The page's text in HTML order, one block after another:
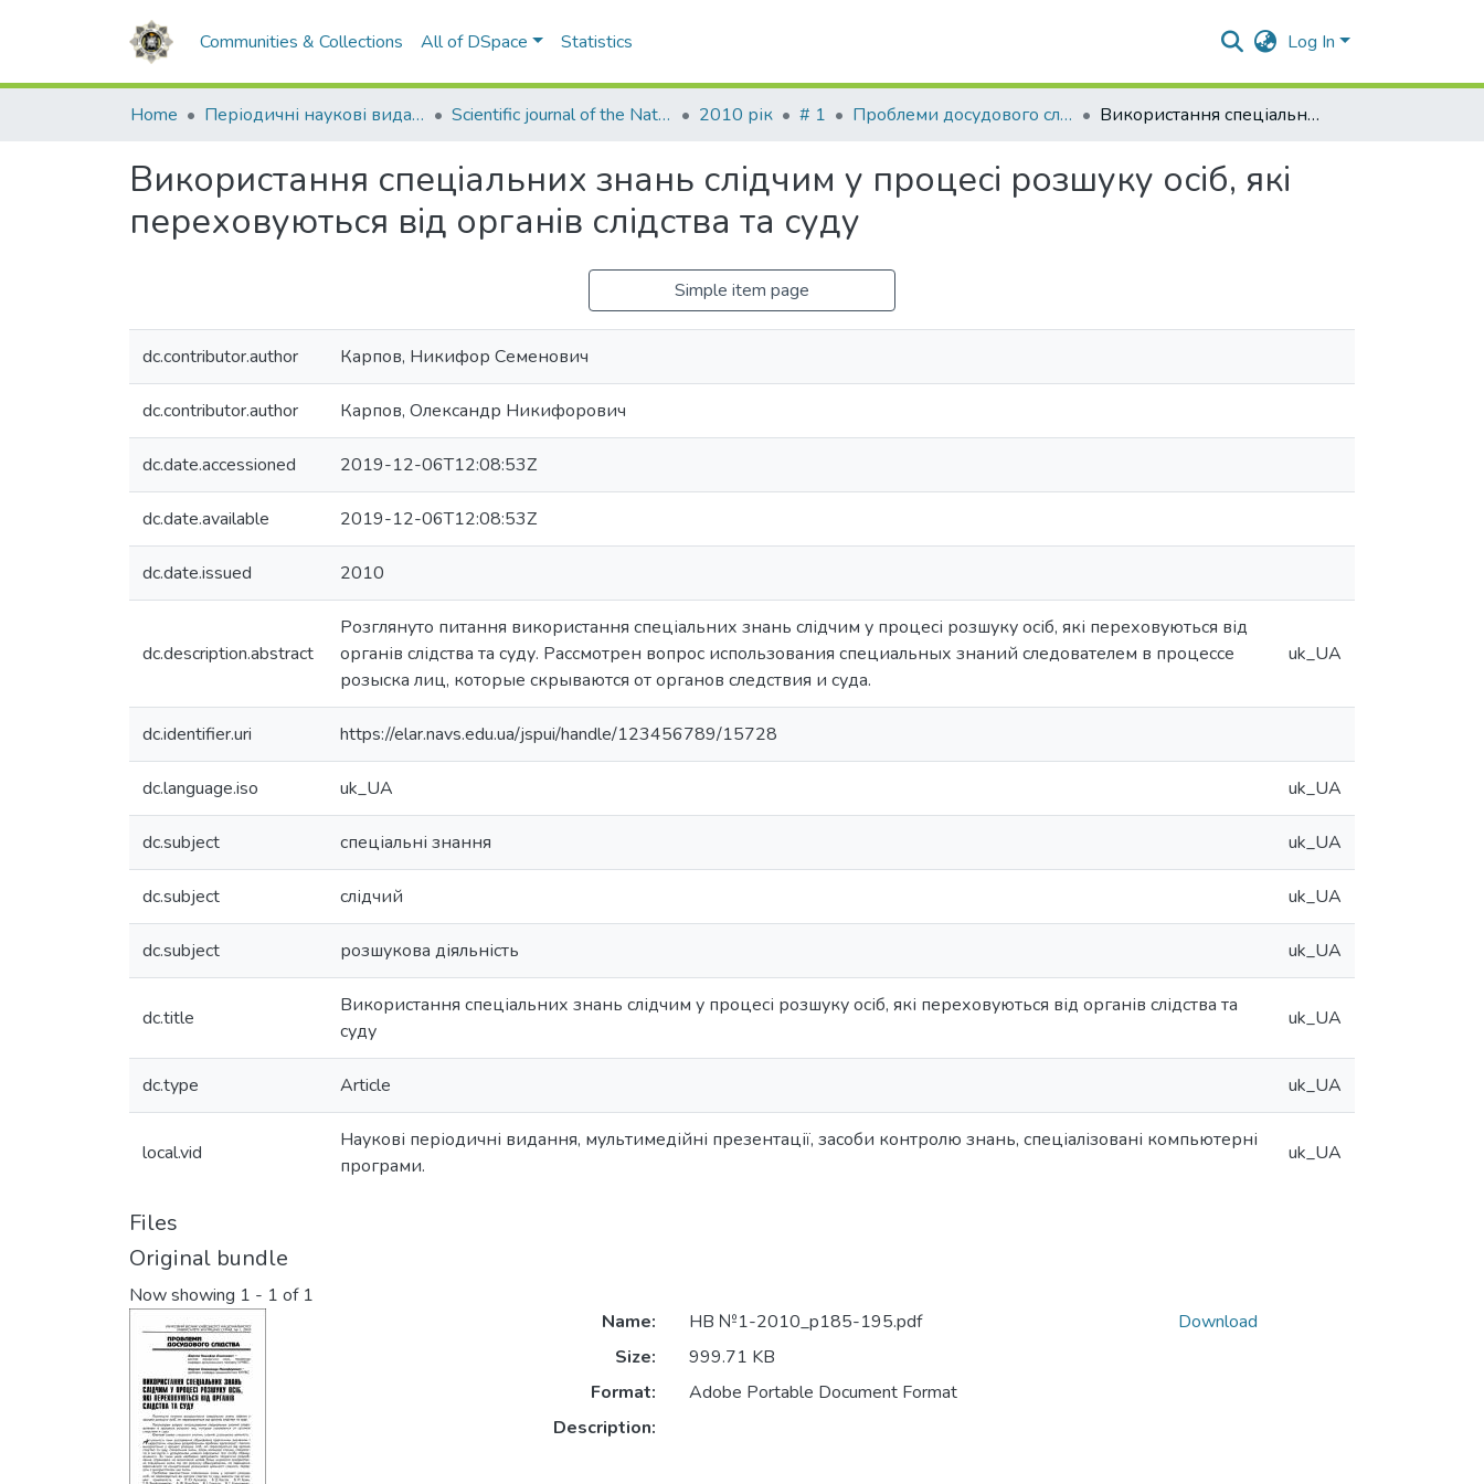
Communities & Collections All of DSpace Statistics Log In
Home Періодичні наукові видання НАВС Scientific journal of the National Academy of Internal Affairs 2010 рік # 1 Проблеми досудового слідства Використання спеціальних знань слідчим у процесі розшуку осіб, які переховуються від органів слідства та суду
Використання спеціальних знань слідчим у процесі розшуку осіб, які
переховуються від органів слідства та суду
Simple item page
dc.contributor.author Карпов, Никифор Семенович
dc.contributor.author Карпов, Олександр Никифорович
dc.date.accessioned 2019-12-06T12:08:53Z
dc.date.available 2019-12-06T12:08:53Z
dc.date.issued 2010
dc.description.abstract
Розглянуто питання використання спеціальних знань слідчим у процесі розшуку осіб, які переховуються від
органів слідства та суду. Рассмотрен вопрос использования специальных знаний следователем в процессе
розыска лиц, которые скрываются от органов следствия и суда.
uk_UA
dc.identifier.uri https://elar.navs.edu.ua/jspui/handle/123456789/15728
dc.language.iso uk_UA uk_UA
dc.subject спеціальні знання uk_UA
dc.subject слідчий uk_UA
dc.subject розшукова діяльність uk_UA
dc.title
Використання спеціальних знань слідчим у процесі розшуку осіб, які переховуються від органів слідства та
суду
uk_UA
dc.type Article uk_UA
local.vid
Наукові періодичні видання, мультимедійні презентації, засоби контролю знань, спеціалізовані компьютерні
програми.
uk_UA
Files
Original bundle
Now showing 1 - 1 of 1
Name:
НВ №1-2010_p185-195.pdf
Size:
999.71 KB
Format:
Adobe Portable Document Format
Description:
Download